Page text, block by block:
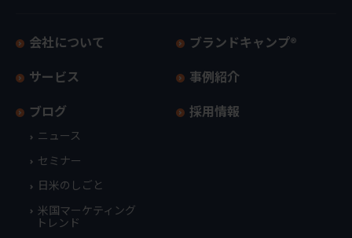
会社について
サービス
ブログ
ニュース
セミナー
日米のしごと
米国マーケティング
トレンド
ブランドキャンプ®
事例紹介
採用情報